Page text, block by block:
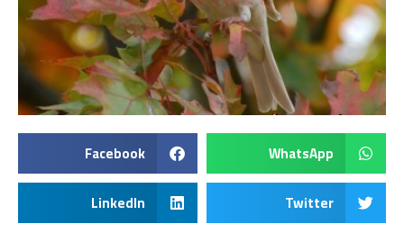
WhatsApp
Facebook
Twitter
LinkedIn